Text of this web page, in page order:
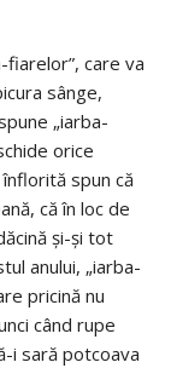
care va
sânge,
„iarba-
orice
spun că
că în loc de
și-și tot
anului, „iarba-
pricină nu
când rupe
i sară potcoava